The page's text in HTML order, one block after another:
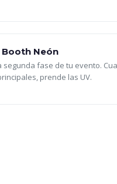
Neón
segunda fase de tu evento.
prende las UV.